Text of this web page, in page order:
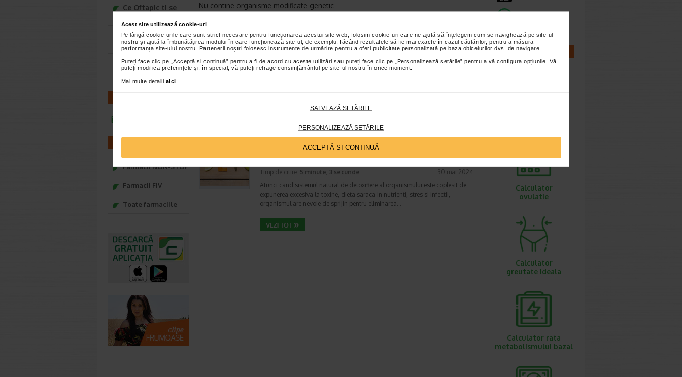
Acest site utilizează cookie-uri
Pe lângă cookie-urile care sunt strict necesare pentru funcționarea acestui site web, folosim cookie-uri care ne ajută să înțelegem cum se navighează pe site-ul
nostru și ajută la îmbunătățirea modului în care funcționează site-ul, de exemplu, făcând rezultatele să fie mai exacte în cazul căutărilor, pentru a măsura
performanța site-ului nostru. Partenerii noștri folosesc instrumente de urmărire pentru a oferi publicitate personalizată pe baza obiceiurilor dvs. de navigare.
Puteți face clic pe „Acceptă si continuă” pentru a fi de acord cu aceste utilizări sau puteți face clic pe „Personalizează setările” pentru a vă configura opțiunile. Vă
puteți modifica preferințele și, în special, vă puteți retrage consimțământul pe site-ul nostru în orice moment.
Mai multe detalii aici
SALVEAZĂ SETĂRILE
PERSONALIZEAZĂ SETĂRILE
ACCEPTĂ SI CONTINUĂ
Nu contine organisme modificate genetic
Nu este testat pe animale
Cu Nesti Dante sapun vegetal pentru detoxifiere te poti bucura de experienta SPA la
tine acasa, imbinand efectele terapeutice de detoxifiere ale acestuia cu aromele
10 alimente care contribuie la detoxifierea
organismului
Timp de citire: 5 minute, 3 secunde
30 mai 2024
Atunci cand sistemul natural de detoxifiere al organismului este coplesit de
expunerea excesiva la toxine, dieta saraca in nutrienti, stres si infectii,
organismul are nevoie de sprijin pentru eliminarea…
Ce Oftapic ti se
Adora – Adorabili
din prima clipa
Seturi cadou
Baylis&Harding
Farmacii NON-STOP
Farmacii FIV
Toate farmaciile
CALCULATOARE
Calculator
ovulatie
Calculator
greutate ideala
Calculator rata
metabolismului bazal